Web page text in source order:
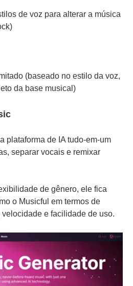
de voz para alterar a música
(baseado no estilo da voz,
da base musical)
plataforma de IA tudo-em-um
separar vocais e remixar
de gênero, ele fica
o Musicful em termos de
e facilidade de uso.